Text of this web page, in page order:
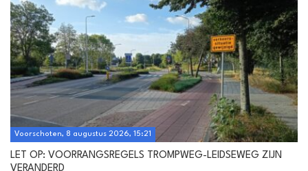
Voorschoten, 8 augustus 2026, 15:21
LET OP: VOORRANGSREGELS TROMPWEG-LEIDSEWEG ZIJN
VERANDERD